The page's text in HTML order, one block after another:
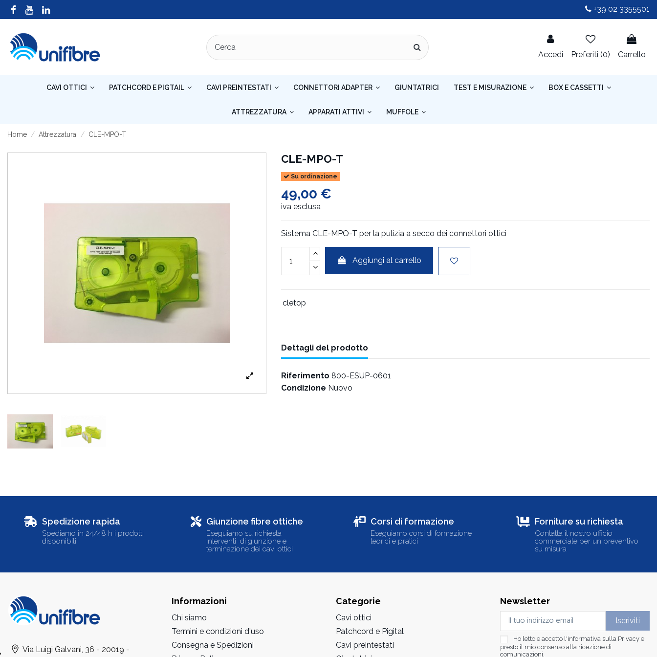
+39 02 3355501
Accedi Preferiti (0) Carrello
CAVI OTTICI PATCHCORD E PIGTAIL CAVI PREINTESTATI CONNETTORI ADAPTER GIUNTATRICI TEST E MISURAZIONE BOX E CASSETTI
ATTREZZATURA APPARATI ATTIVI MUFFOLE
Home Attrezzatura CLE-MPO-T
CLE-MPO-T
Su ordinazione
49,00 €
iva esclusa
Sistema CLE-MPO-T per la pulizia a secco dei connettori ottici
Aggiungi al carrello
cletop
Dettagli del prodotto
Riferimento 800-ESUP-0601
Condizione Nuovo
Spedizione rapida
Spediamo in 24/48 h i prodotti
disponibili
Giunzione fibre ottiche
Eseguiamo su richiesta
interventi di giunzione e
terminazione dei cavi ottici
Corsi di formazione
Eseguiamo corsi di formazione
teorici e pratici
Forniture su richiesta
Contatta il nostro ufficio
commerciale per un preventivo
su misura
Via Luigi Galvani, 36 - 20019 -
Informazioni
Chi siamo
Termini e condizioni d'uso
Consegna e Spedizioni
Categorie
Cavi ottici
Patchcord e Pigital
Cavi preintestati
Newsletter
Ho letto e accetto l'informativa sulla Privacy e
presto il mio consenso alla ricezione di
comunicazioni.